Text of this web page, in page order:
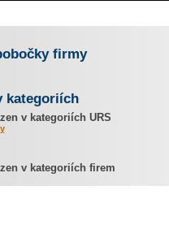
firmy
kategoriích
v kategoriích URS
v kategoriích firem